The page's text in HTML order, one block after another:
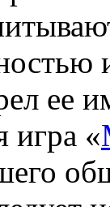
ее
игра «